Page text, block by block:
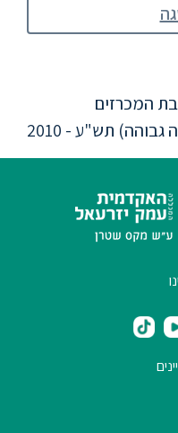
חובת המכרזים
תש"ע - 2010